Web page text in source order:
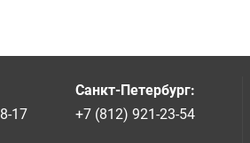
17
Санкт-Петербург:
+7 (812) 921-23-54